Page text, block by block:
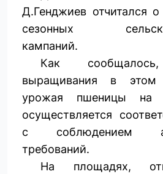
Д.Генджиев отчитался
сезонных
кампаний.
Как
выращивания в этом
урожая пшеницы на
осуществляется
с соблюдением
требований.
На площадях,